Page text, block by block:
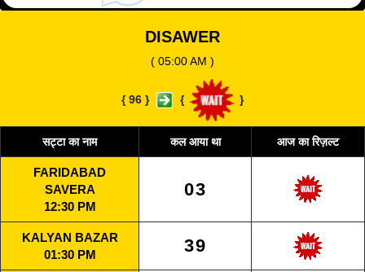
DISAWER
( 05:00 AM )
{96 } { }
सट्टा का नाम कल आया था आज का रिज़ल्ट
FARIDABAD
SAVERA
12:30 PM
03
KALYAN BAZAR
01:30 PM
39